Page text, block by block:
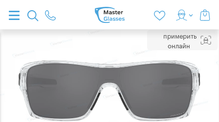
примерить
онлайн